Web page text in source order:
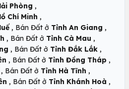
Phòng ,
Chí Minh ,
, Bán Đất ở Tỉnh An Giang ,
, Bán Đất ở Tỉnh Cà Mau ,
, Bán Đất ở Tỉnh Đắk Lắk ,
, Bán Đất ở Tỉnh Đồng Tháp ,
, Bán Đất ở Tỉnh Hà Tĩnh ,
, Bán Đất ở Tỉnh Khánh Hoà ,